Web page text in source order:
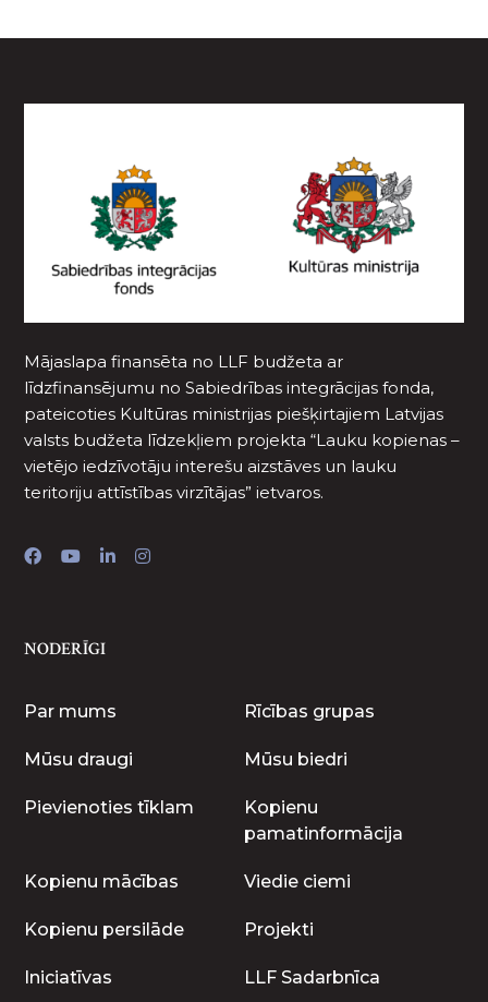
Mājaslapa finansēta no LLF budžeta ar
līdzfinansējumu no Sabiedrības integrācijas fonda,
pateicoties Kultūras ministrijas piešķirtajiem Latvijas
valsts budžeta līdzekļiem projekta “Lauku kopienas –
vietējo iedzīvotāju interešu aizstāves un lauku
teritoriju attīstības virzītājas” ietvaros.
NODERĪGI
Par mums Rīcības grupas
Mūsu draugi Mūsu biedri
Pievienoties tīklam
Kopienu
pamatinformācija
Kopienu mācības Viedie ciemi
Kopienu persilāde Projekti
Iniciatīvas LLF Sadarbnīca